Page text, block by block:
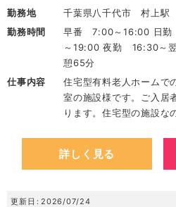
勤務地
千葉県八千代市 村上駅
勤務時間
早番 7:00～16:00 日
～19:00 夜勤 16:30～
憩65分
仕事内容
住宅型有料老人ホームで
室の施設様です。ご入居
ります。住宅型の施設な
詳しく見る
更新日 2026/07/24